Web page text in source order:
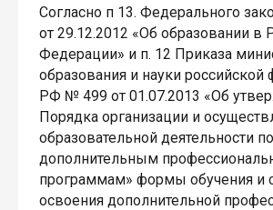
Согласно п 13. Федерального
от 29.12.2012 «Об образовании в
Федерации» и п. 12 Приказа
образования и науки российской
РФ № 499 от 01.07.2013 «Об
Порядка организации и
образовательной деятельности по
дополнительным
программам» формы обучения и
освоения дополнительной